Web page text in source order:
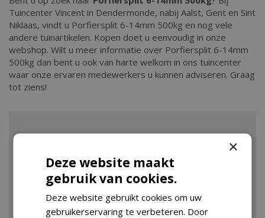
Tuincenter Vincent in Dendermonde, nabij Aalst, Gent en Sint
Niklaas, vindt u Porfiersplit 6-14mm 500kg en nog vele
andere tuinartikelen. Kopen doet u eenvoudig in onze
webshop. Wilt u meer informatie over Porfiersplit 6-14mm
500kg dan bent u ook van harte welkom in ons tuincenter
waar onze ervaren medewerkers u kunnen adviseren. Graag
tot ziens!
×
Deze website maakt
gebruik van cookies.
Deze website gebruikt cookies om uw
gebruikerservaring te verbeteren. Door